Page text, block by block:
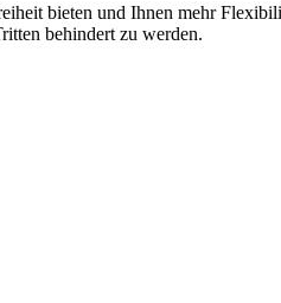
bieten und Ihnen mehr
behindert zu werden.